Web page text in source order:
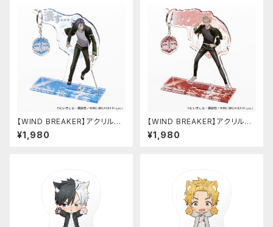
【WIND BREAKER】アクリルキ
ーハンガー（杉下 京太郎）
¥1,980
【WIND BREAKER】アクリルキ
ーハンガー（柊 登馬）
¥1,980